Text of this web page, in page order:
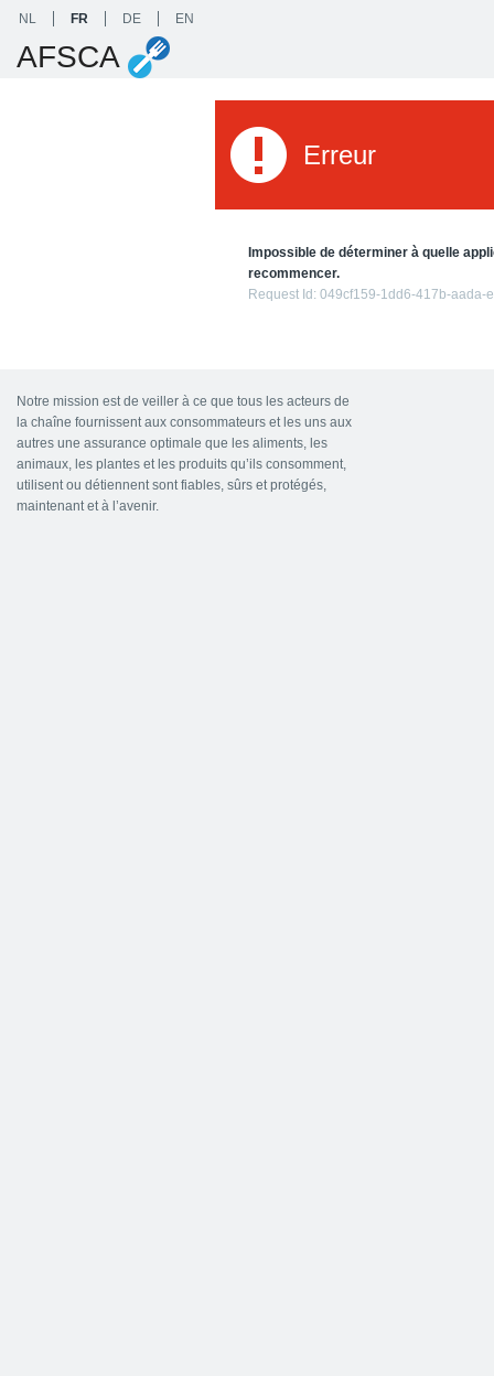
NL FR DE EN
AFSCA
Erreur
Impossible de déterminer à quelle
recommencer.
Request Id: 049cf159-1dd6-417b-aada-
Notre mission est de veiller à ce que tous les acteurs de
la chaîne fournissent aux consommateurs et les uns aux
autres une assurance optimale que les aliments, les
animaux, les plantes et les produits qu’ils consomment,
utilisent ou détiennent sont fiables, sûrs et protégés,
maintenant et à l’avenir.